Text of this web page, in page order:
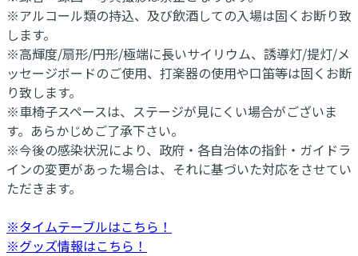
※アルコール類の持込、及び飲酒しての入場は固くお断り致
します。
※高輝度/扇形/円形/極端に長いサイリウム、誘導灯/提灯/メ
ッセージボードのご使用、打楽器の使用や口笛等は固くお断
り致します。
※車椅子スペースは、ステージが見にくい場合がございま
す。あらかじめご了承下さい。
※今後の感染状況により、政府・各自治体の指針・ガイドラ
インの変更があった場合は、それに基づいた対応をさせてい
ただきます。
※タイムテーブルはこちら！
※グッズ情報はこちら！